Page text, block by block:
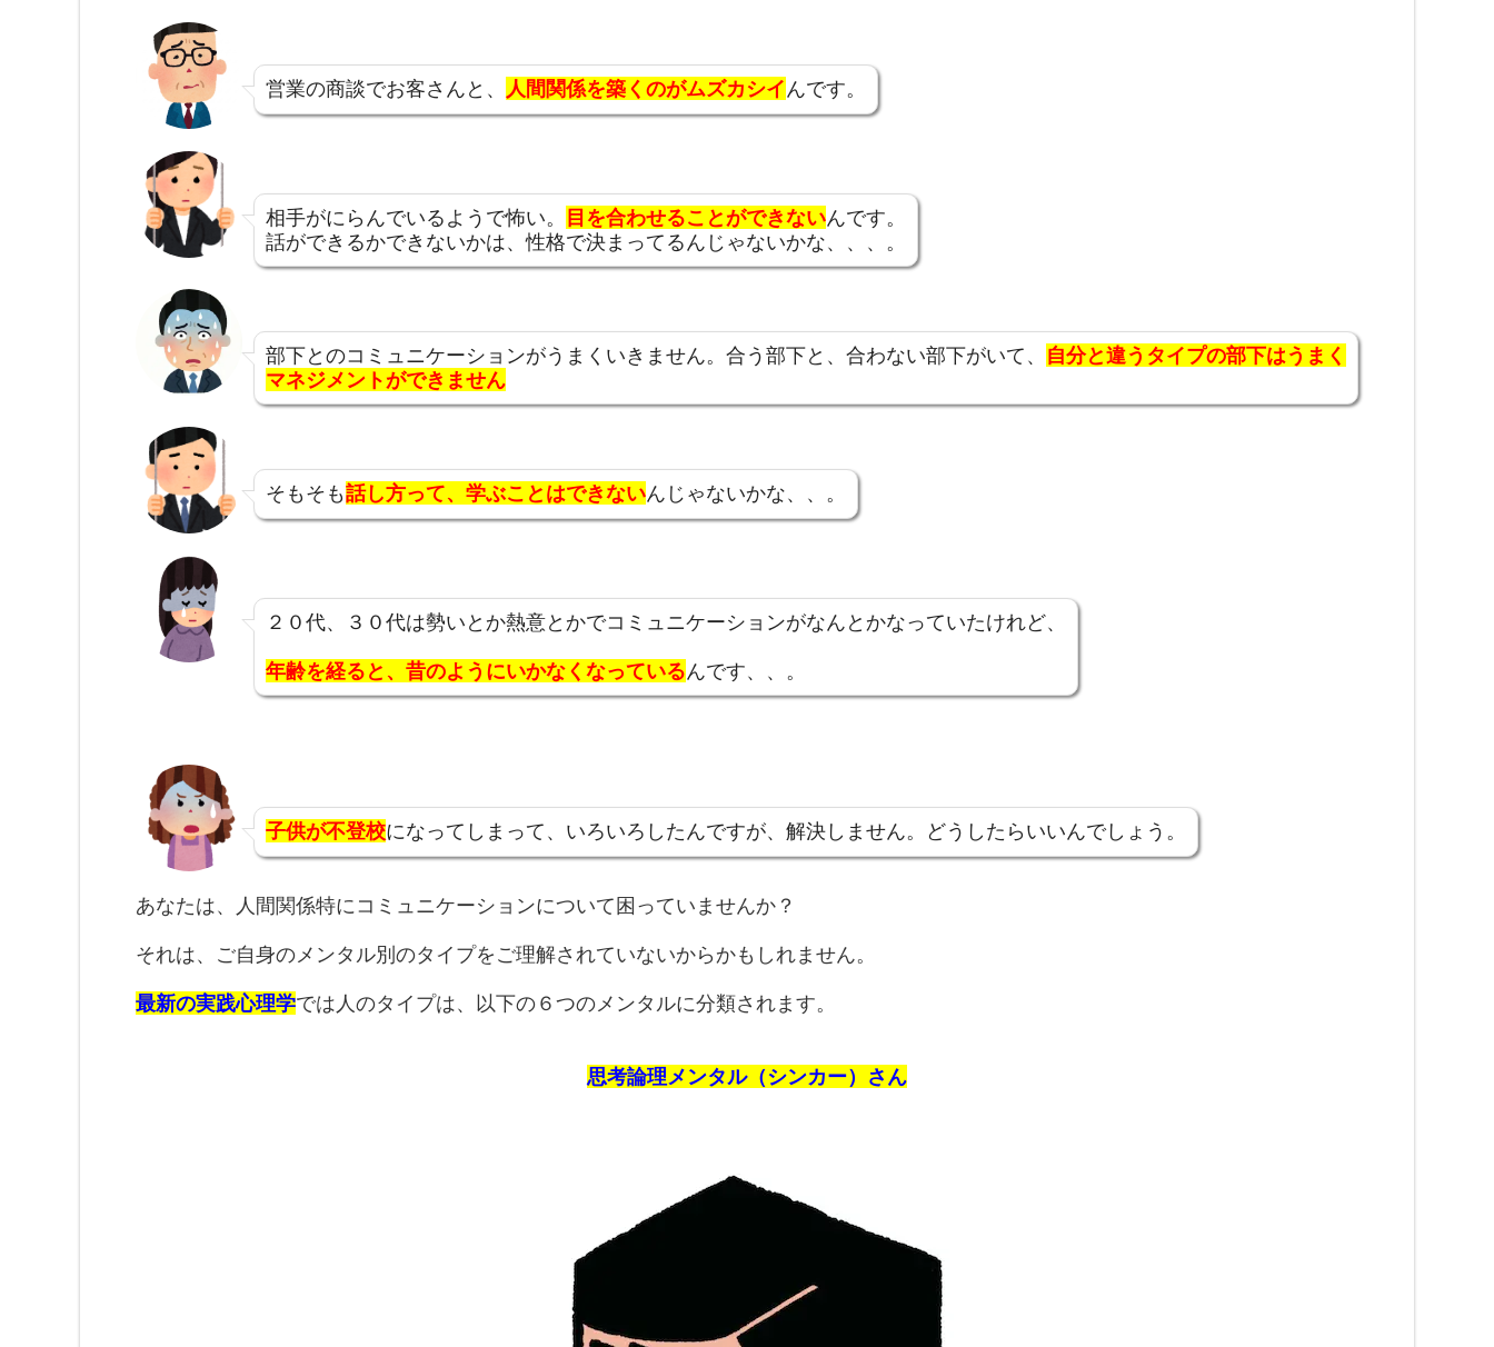
営業の商談でお客さんと、 人間関係を築くのがムズカシイんです。
相手がにらんでいるようで怖い。 目を合わせることができないんです。
話ができるかできないかは、性格で決まってるんじゃないかな、、、。
部下とのコミュニケーションがうまくいきません。合う部下と、合わない部下がいて、 自分と違うタイプの部下はうまく
マネジメントができません
そもそも話し方って、 学ぶことはできないんじゃないかな、、。
２０代、３０代は勢いとか熱意とかでコミュニケーションがなんとかなっていたけれど、
年齢を経ると、昔のようにいかなくなっているんです、、。
子供が不登校になってしまって、いろいろしたんですが、解決しません。どうしたらいいんでしょう。
あなたは、人間関係特にコミュニケーションについて困っていませんか？
それは、ご自身のメンタル別のタイプをご理解されていないからかもしれません。
最新の実践心理学では人のタイプは、以下の６つのメンタルに分類されます。
思考論理メンタル（シンカー）さん